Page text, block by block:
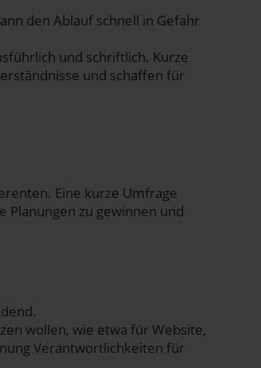
den Ablauf schnell in Gefahr
und schrift­lich. Kur­ze
und schaf­fen für
Eine kur­ze Umfra­ge
Pla­nun­gen zu gewin­nen und
wol­len, wie etwa für Web­site,
Ver­ant­wort­lich­kei­ten für